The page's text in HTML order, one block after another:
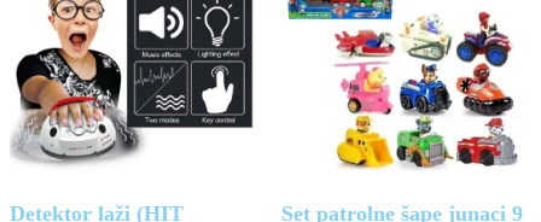
Detektor laži (HIT Set patrolne šape junaci 9